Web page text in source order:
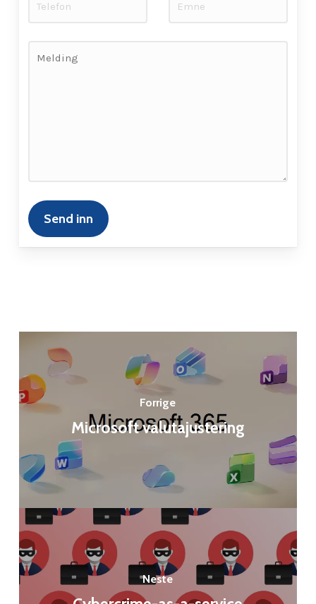
Forrige
Microsoft valutajustering
Neste